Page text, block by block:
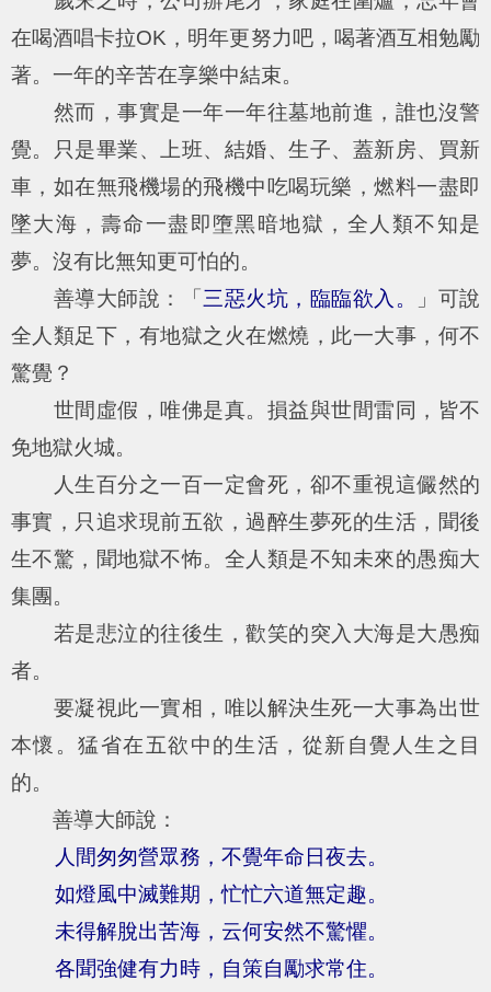
在喝酒唱卡拉OK，明年更努力吧，喝著酒互相勉勵
著。一年的辛苦在享樂中結束。
然而，事實是一年一年往墓地前進，誰也沒警
覺。只是畢業、上班、結婚、生子、蓋新房、買新
車，如在無飛機場的飛機中吃喝玩樂，燃料一盡即
墜大海，壽命一盡即墮黑暗地獄，全人類不知是
夢。沒有比無知更可怕的。
善導大師說：「 三惡火坑，臨臨欲入。
」可說
全人類足下，有地獄之火在燃燒，此一大事，何不
驚覺？
世間虛假，唯佛是真。損益與世間雷同，皆不
免地獄火城。
人生百分之一百一定會死，卻不重視這儼然的
事實，只追求現前五欲，過醉生夢死的生活，聞後
生不驚，聞地獄不怖。全人類是不知未來的愚痴大
集團。
若是悲泣的往後生，歡笑的突入大海是大愚痴
者。
要凝視此一實相，唯以解決生死一大事為出世
本懷。猛省在五欲中的生活，從新自覺人生之目
的。
善導大師說：
人間匆匆營眾務，不覺年命日夜去。
如燈風中滅難期，忙忙六道無定趣。
未得解脫出苦海，云何安然不驚懼。
各聞強健有力時，自策自勵求常住。